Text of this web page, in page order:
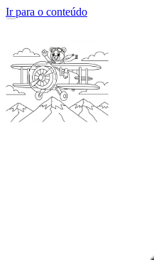
Ir para o conteúdo